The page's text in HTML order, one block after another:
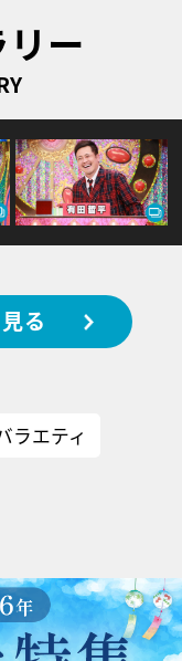
ー
る
ラエティ